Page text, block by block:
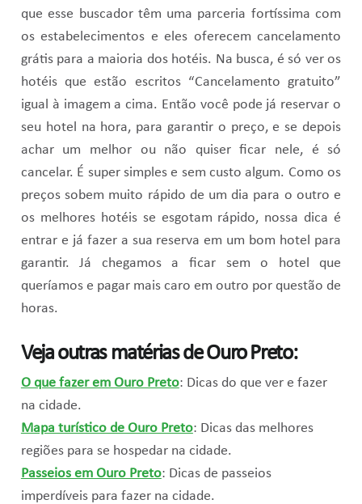
que esse buscador têm uma parceria fortíssima com
os estabelecimentos e eles oferecem cancelamento
grátis para a maioria dos hotéis. Na busca, é só ver os
hotéis que estão escritos “Cancelamento gratuito”
igual à imagem a cima. Então você pode já reservar o
seu hotel na hora, para garantir o preço, e se depois
achar um melhor ou não quiser ficar nele, é só
cancelar. É super simples e sem custo algum. Como os
preços sobem muito rápido de um dia para o outro e
os melhores hotéis se esgotam rápido, nossa dica é
entrar e já fazer a sua reserva em um bom hotel para
garantir. Já chegamos a ficar sem o hotel que
queríamos e pagar mais caro em outro por questão de
horas.
Veja outras matérias de Ouro Preto:
O que fazer em Ouro Preto: Dicas do que ver e fazer
na cidade.
Mapa turístico de Ouro Preto: Dicas das melhores
regiões para se hospedar na cidade.
Passeios em Ouro Preto: Dicas de passeios
imperdíveis para fazer na cidade.